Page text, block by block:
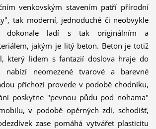
venkovským stavením patří přírodní
tak moderní, jednoduché či neobvykle
dokonale ladí s tak originálním a
jakým je litý beton. Beton je totiž
který lidem s fantazií doslova hraje do
nabízí neomezené tvarové a barevné
příchozí provede v podobě chodníku,
poskytne "pevnou půdu pod nohama"
v podobě opěrných zdí, schodišť,
zase pomáhá vytvářet plasticitu